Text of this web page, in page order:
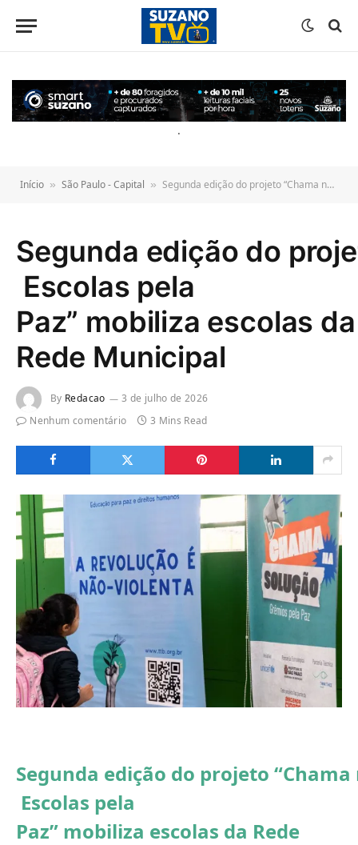
conteúdo
.
Início » São Paulo - Capital » Segunda edição do projeto “Chama na Solução – Escolas pela Paz” mobiliza escolas da Rede Municipal
Segunda edição do
Escolas pela
Paz” mobiliza escolas da
Rede Municipal
By Redacao
3 de julho de 2026
Nenhum comentário
3 Mins Read
Segunda edição do projeto “Chama
Escolas pela
Paz” mobiliza escolas da Rede